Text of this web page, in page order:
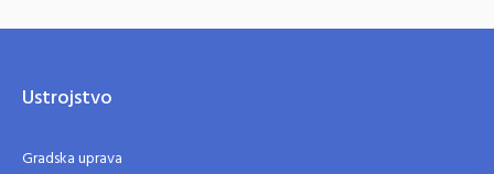
Ustrojstvo
Gradska uprava